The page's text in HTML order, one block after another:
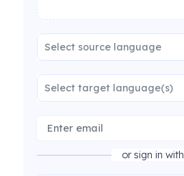
Select source language
Select target language(s)
or sign in with